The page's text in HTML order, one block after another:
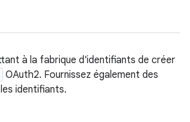
à la fabrique d'identifiants de créer
OAuth2. Fournissez également des
identifiants.